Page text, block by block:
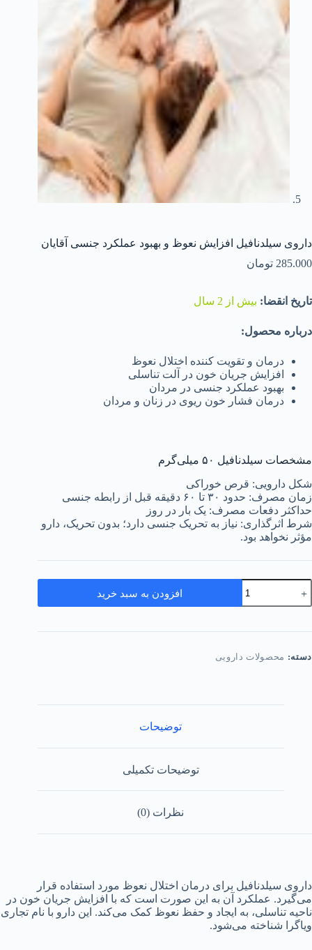
داروی سیلدنافیل افزایش نعوظ و بهبود عملکرد جنسی آقایان
285.000 تومان
تاریخ انقضا: بیش از 2 سال
درباره محصول:
درمان و تقویت کننده اختلال نعوظ
افزایش جریان خون در آلت تناسلی
بهبود عملکرد جنسی در مردان
درمان فشار خون ریوی در زنان و مردان
مشخصات سیلدنافیل ۵۰ میلی‌گرم
شکل دارویی: قرص خوراکی
زمان مصرف: حدود ۳۰ تا ۶۰ دقیقه قبل از رابطه جنسی
حداکثر دفعات مصرف: یک بار در روز
شرط اثرگذاری: نیاز به تحریک جنسی دارد؛ بدون تحریک، دارو
مؤثر نخواهد بود.
داروی
سیلدنافیل
افزایش
و
عملکرد
افزودن به سبد خرید
دسته: محصولات دارویی
توضیحات
توضیحات تکمیلی
نظرات (0)
داروی سیلدنافیل برای درمان اختلال نعوظ مورد استفاده قرار
می‌گیرد. عملکرد آن به این صورت است که با افزایش جریان خون در
ناحیه تناسلی، به ایجاد و حفظ نعوظ کمک می‌کند. این دارو با نام تجاری
ویاگرا شناخته می‌شود.